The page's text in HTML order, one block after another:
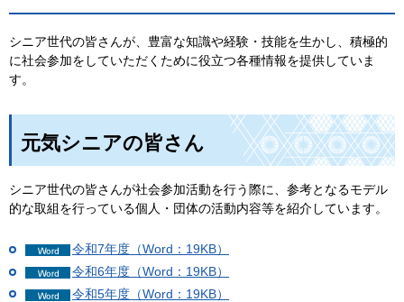
シニア世代の皆さんが、豊富な知識や経験・技能を生かし、積極的
に社会参加をしていただくために役立つ各種情報を提供していま
す。
元気シニアの皆さん
シニア世代の皆さんが社会参加活動を行う際に、参考となるモデル
的な取組を行っている個人・団体の活動内容等を紹介しています。
令和7年度（Word：19KB）
令和6年度（Word：19KB）
令和5年度（Word：19KB）